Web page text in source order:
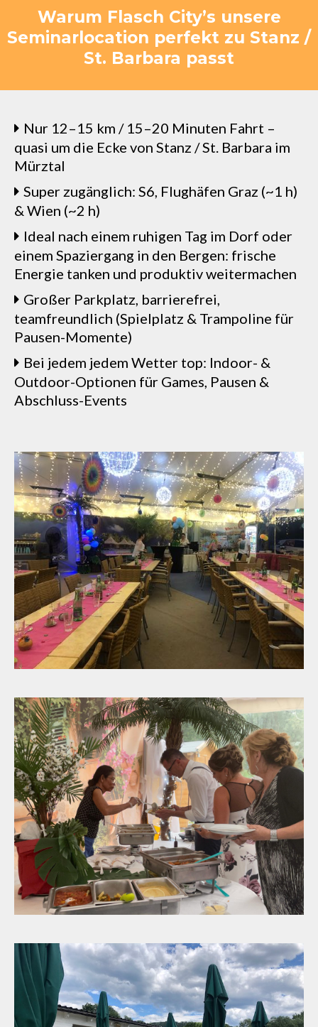
Warum Flasch City’s unsere
Seminarlocation perfekt zu Stanz /
St. Barbara passt
Nur 12–15 km / 15–20 Minuten Fahrt –
quasi um die Ecke von Stanz / St. Barbara im
Mürztal
Super zugänglich: S6, Flughäfen Graz (~1 h)
& Wien (~2 h)
Ideal nach einem ruhigen Tag im Dorf oder
einem Spaziergang in den Bergen: frische
Energie tanken und produktiv weitermachen
Großer Parkplatz, barrierefrei,
teamfreundlich (Spielplatz & Trampoline für
Pausen-Momente)
Bei jedem jedem Wetter top: Indoor- &
Outdoor-Optionen für Games, Pausen &
Abschluss-Events